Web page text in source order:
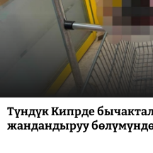
Түндүк Кипрде
жандандыруу